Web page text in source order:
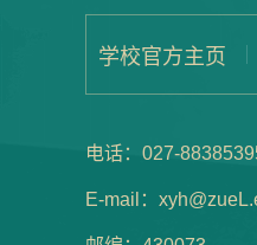
学校官方主页
电话：027-
E-mail：